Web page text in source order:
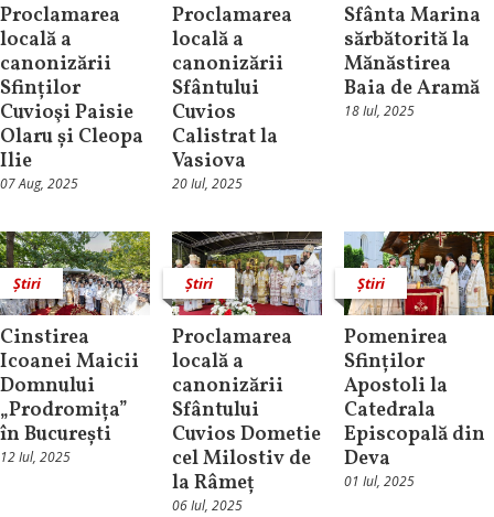
Proclamarea
locală a
canonizării
Sfinților
Cuvioşi Paisie
Olaru și Cleopa
Ilie
07 Aug, 2025
Proclamarea
locală a
canonizării
Sfântului
Cuvios
Calistrat la
Vasiova
20 Iul, 2025
Sfânta Marina
sărbătorită la
Mănăstirea
Baia de Aramă
18 Iul, 2025
Știri
Cinstirea
Icoanei Maicii
Domnului
„Prodromița”
în București
12 Iul, 2025
Știri
Proclamarea
locală a
canonizării
Sfântului
Cuvios Dometie
cel Milostiv de
la Râmeț
06 Iul, 2025
Știri
Pomenirea
Sfinților
Apostoli la
Catedrala
Episcopală din
Deva
01 Iul, 2025